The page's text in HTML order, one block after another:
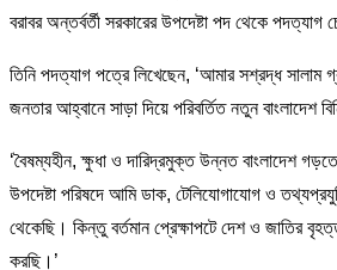
বরাবর অন্তর্বর্তী সরকারের উপদেষ্টা পদ থেকে
তিনি পদত্যাগ পত্রে লিখেছেন, ‘আমার সশ্রদ্ধ
জনতার আহ্বানে সাড়া দিয়ে পরিবর্তিত নতুন বাংলাদেশ
‘বৈষম্যহীন, ক্ষুধা ও দারিদ্রমুক্ত উন্নত বাংলাদেশ
উপদেষ্টা পরিষদে আমি ডাক, টেলিযোগাযোগ ও
থেকেছি। কিন্তু বর্তমান প্রেক্ষাপটে দেশ ও জাতির
করছি।’